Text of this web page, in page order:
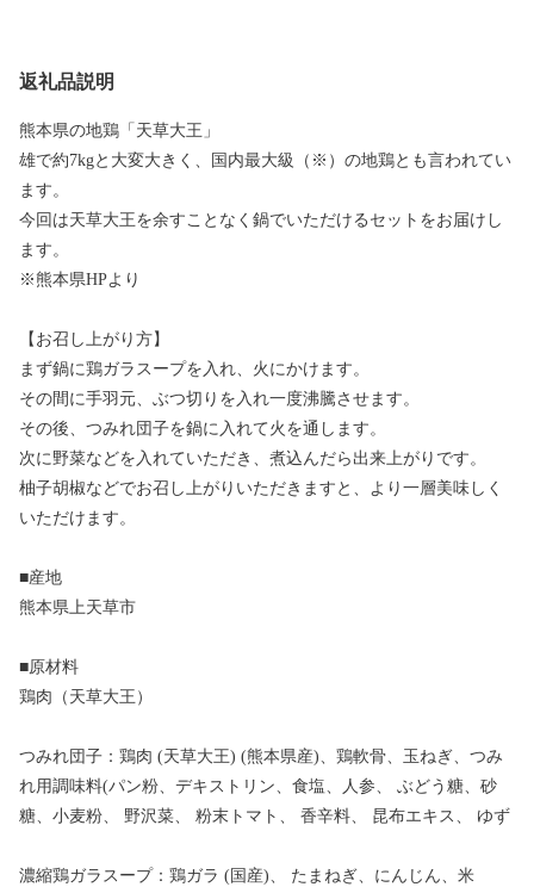
返礼品説明
熊本県の地鶏「天草大王」
雄で約7kgと大変大きく、国内最大級（※）の地鶏とも言われてい
ます。
今回は天草大王を余すことなく鍋でいただけるセットをお届けし
ます。
※熊本県HPより
【お召し上がり方】
まず鍋に鶏ガラスープを入れ、火にかけます。
その間に手羽元、ぶつ切りを入れ一度沸騰させます。
その後、つみれ団子を鍋に入れて火を通します。
次に野菜などを入れていただき、煮込んだら出来上がりです。
柚子胡椒などでお召し上がりいただきますと、より一層美味しく
いただけます。
■産地
熊本県上天草市
■原材料
鶏肉（天草大王）
つみれ団子：鶏肉 (天草大王) (熊本県産)、鶏軟骨、玉ねぎ、つみ
れ用調味料(パン粉、デキストリン、食塩、人参、 ぶどう糖、砂
糖、小麦粉、 野沢菜、 粉末トマト、 香辛料、 昆布エキス、 ゆず
濃縮鶏ガラスープ：鶏ガラ (国産)、 たまねぎ、にんじん、米